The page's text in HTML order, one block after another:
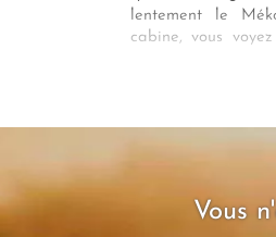
lentement le
cabine, vous
temples enfouis
Vous